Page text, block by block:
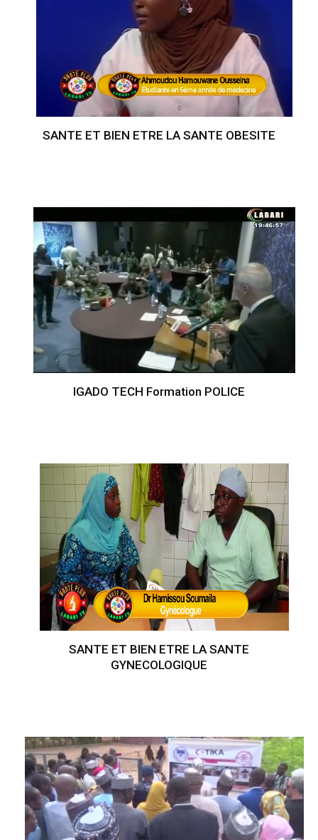
SANTE ET BIEN ETRE LA SANTE OBESITE
IGADO TECH Formation POLICE
SANTE ET BIEN ETRE LA SANTE
GYNECOLOGIQUE